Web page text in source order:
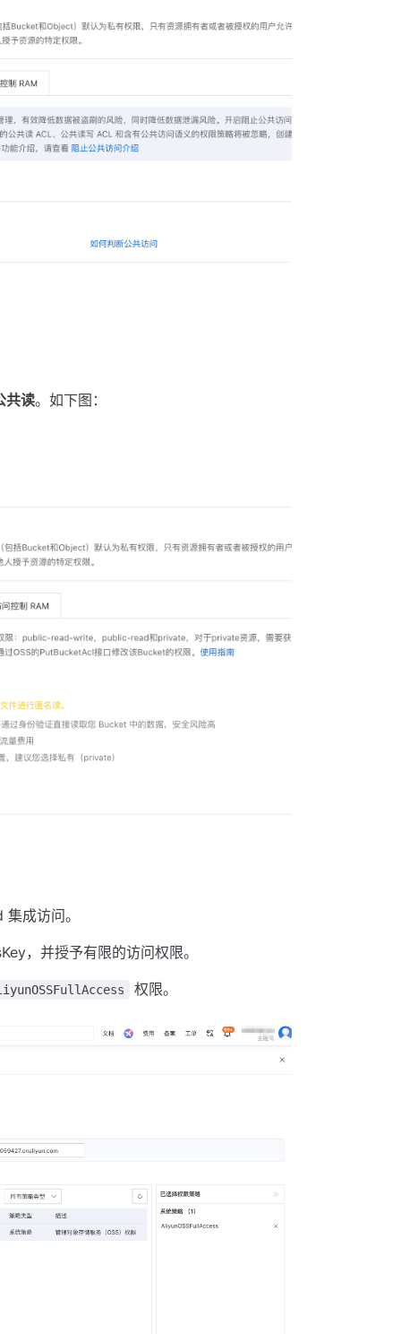
共读。如下图：
成访问。
，并授予有限的访问权限。
权限。